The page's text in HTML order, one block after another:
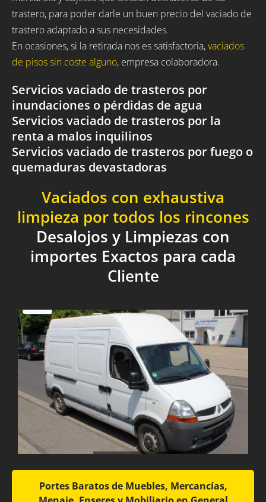
trastero, para poder darle un buen precio del vaciado de
trastero adaptado a sus necesidades.
En ocasiones, si la retirada nos es satisfactoria,vaciados
de pisos sin coste alguno, empresa colaboradora.
Servicios vaciado de trasteros por
inundaciones o pérdidas de agua
Servicios vaciado de trasteros por la
renta a malos inquilinos
Servicios vaciado de trasteros por fuego o
quemaduras devastadoras
Vaciados con exhaustiva
limpieza por todos los rincones
Desalojos y Limpiezas con
importes Exactos para cada
Cliente
Portes Baratos de Muebles, Mercancías,